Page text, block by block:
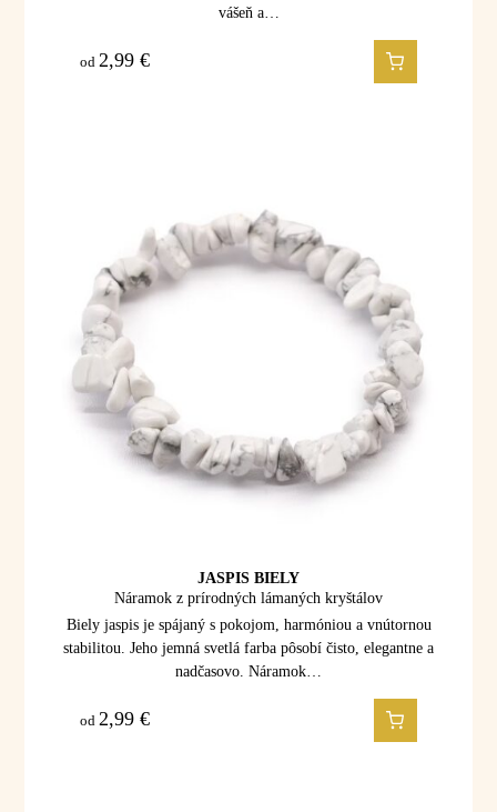
vášeň a…
od 2,99€
JASPIS BIELY
Náramok z prírodných lámaných kryštálov
Biely jaspis je spájaný s pokojom, harmóniou a vnútornou
stabilitou. Jeho jemná svetlá farba pôsobí čisto, elegantne a
nadčasovo. Náramok…
od 2,99€